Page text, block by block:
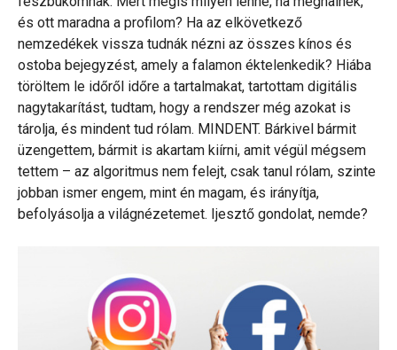
és ott maradna a profilom? Ha az elkövetkező
nemzedékek vissza tudnák nézni az összes kínos és
ostoba bejegyzést, amely a falamon éktelenkedik? Hiába
töröltem le időről időre a tartalmakat, tartottam digitális
nagytakarítást, tudtam, hogy a rendszer még azokat is
tárolja, és mindent tud rólam. MINDENT. Bárkivel bármit
üzengettem, bármit is akartam kiírni, amit végül mégsem
tettem – az algoritmus nem felejt, csak tanul rólam, szinte
jobban ismer engem, mint én magam, és irányítja,
befolyásolja a világnézetemet. Ijesztő gondolat, nemde?